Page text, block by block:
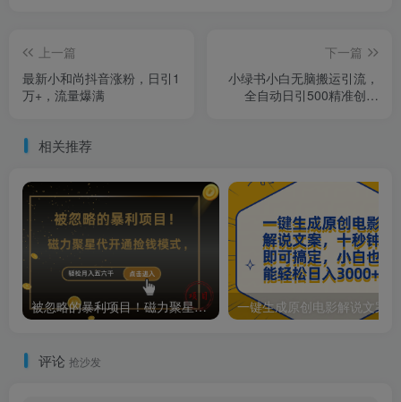
上一篇
最新小和尚抖音涨粉，日引1
万+，流量爆满
下一篇
小绿书小白无脑搬运引流，
全自动日引500精准创业
相关推荐
被忽略的暴利项目！磁力聚星代开通捡钱模式，轻松月入五六千
评论 抢沙发